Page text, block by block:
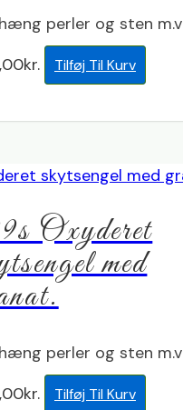
perler og sten m.v
kr. Tilføj Til Kurv
Oxyderet
med
perler og sten m.v
kr. Tilføj Til Kurv